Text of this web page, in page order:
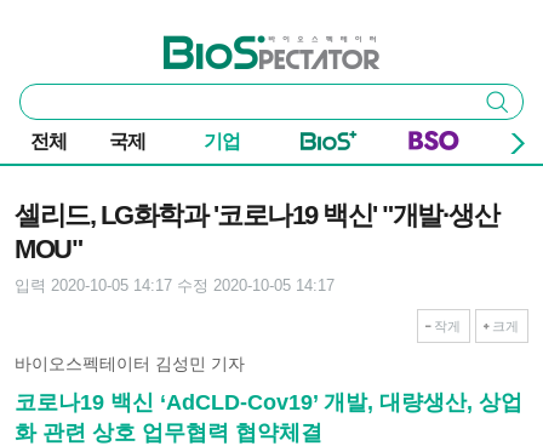
바이오스펙테이터
통
합
검
색
검색
전체 국제 기업
셀리드, LG화학과 '코로나19 백신' "개발·생산
MOU"
입력 2020-10-05 14:17 수정 2020-10-05 14:17
작게 크게
바이오스펙테이터 김성민 기자
코로나19 백신 ‘AdCLD-Cov19’ 개발, 대량생산, 상업
화 관련 상호 업무협력 협약체결